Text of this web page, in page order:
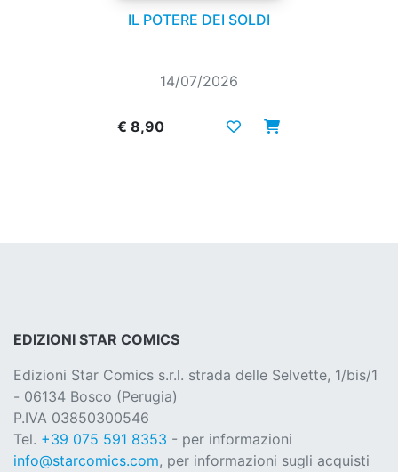
IL POTERE DEI SOLDI
14/07/2026
€ 8,90
EDIZIONI STAR COMICS
Edizioni Star Comics s.r.l. strada delle Selvette, 1/bis/1
- 06134 Bosco (Perugia)
P.IVA 03850300546
Tel. +39 075 591 8353 - per informazioni
info@starcomics.com, per informazioni sugli acquisti